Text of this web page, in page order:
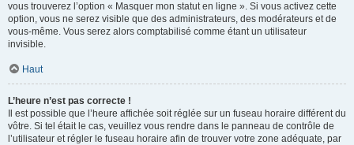
vous trouverez l’option « Masquer mon statut en ligne ». Si vous activez cette
option, vous ne serez visible que des administrateurs, des modérateurs et de
vous-même. Vous serez alors comptabilisé comme étant un utilisateur
invisible.
Haut
L’heure n’est pas correcte !
Il est possible que l’heure affichée soit réglée sur un fuseau horaire différent du
vôtre. Si tel était le cas, veuillez vous rendre dans le panneau de contrôle de
l’utilisateur et régler le fuseau horaire afin de trouver votre zone adéquate, par